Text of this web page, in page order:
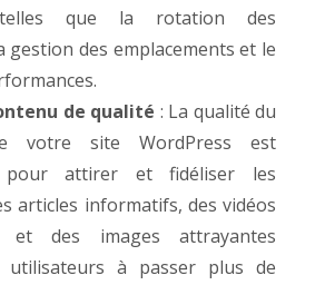
telles que la rotation des
gestion des emplacements et le
de qualité : La qualité du
votre site WordPress est
pour attirer et fidéliser les
articles informatifs, des vidéos
et des images attrayantes
utilisateurs à passer plus de